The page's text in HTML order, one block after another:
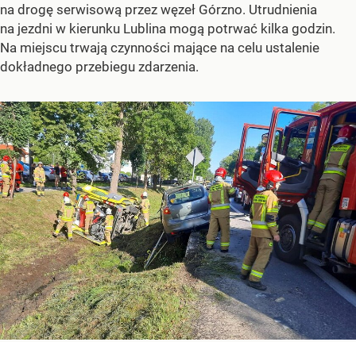
na drogę serwisową przez węzeł Górzno. Utrudnienia
na jezdni w kierunku Lublina mogą potrwać kilka godzin.
Na miejscu trwają czynności mające na celu ustalenie
dokładnego przebiegu zdarzenia.